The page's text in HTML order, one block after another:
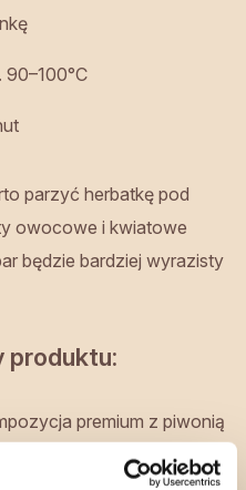
90–100°C
parzyć herbatkę pod
owocowe i kwiatowe
będzie bardziej wyrazisty
produktu:
premium z piwonią